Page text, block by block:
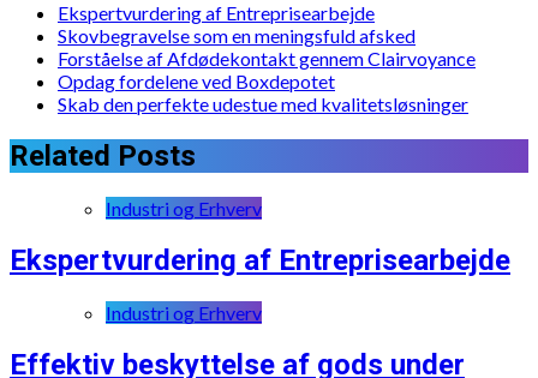
Ekspertvurdering af Entreprisearbejde
Skovbegravelse som en meningsfuld afsked
Forståelse af Afdødekontakt gennem Clairvoyance
Opdag fordelene ved Boxdepotet
Skab den perfekte udestue med kvalitetsløsninger
Related Posts
Industri og Erhverv
Ekspertvurdering af Entreprisearbejde
Industri og Erhverv
Effektiv beskyttelse af gods under